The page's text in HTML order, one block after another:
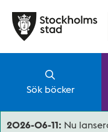
Sök böcker
2026-06-11: Nu